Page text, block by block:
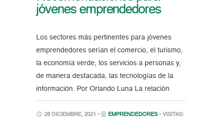
jóvenes emprendedores
Los sectores más pertinentes para jóvenes
emprendedores serían el comercio, el turismo,
la economía verde, los servicios a personas y,
de manera destacada, las tecnologías de la
información. Por Orlando Luna La relación
28 DICIEMBRE, 2021 • EMPRENDEDORES • VISITAS: